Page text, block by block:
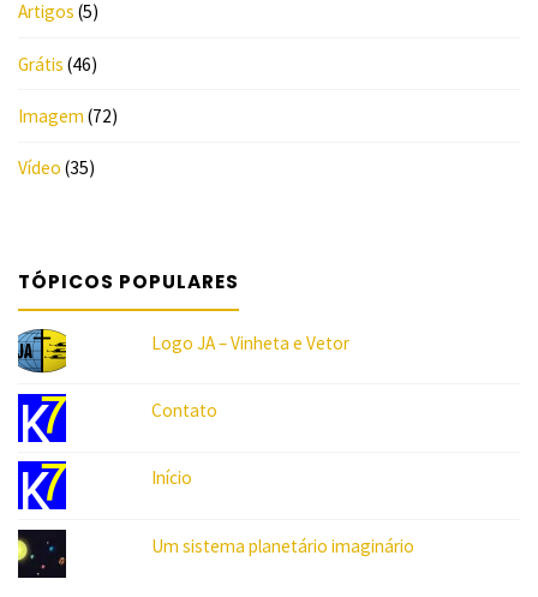
"
Artigos (5)
Grátis (46)
Imagem (72)
Vídeo (35)
TÓPICOS POPULARES
Logo JA – Vinheta e Vetor
Contato
Início
Um sistema planetário imaginário